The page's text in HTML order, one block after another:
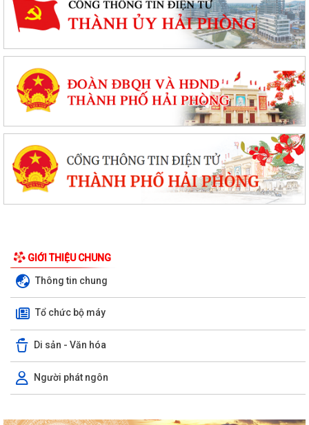
GIỚI THIỆU CHUNG
Thông tin chung
Tổ chức bộ máy
Di sản - Văn hóa
Người phát ngôn
Thông báo về việc báo cáo nhanh tình hình khám sức khỏe định kỳ cho